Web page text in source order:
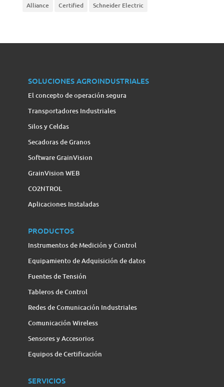
Alliance Certified Schneider Electric
SOLUCIONES AGROINDUSTRIALES
El concepto de operación segura
Transportadores Industriales
Silos y Celdas
Secadoras de Granos
Software GrainVision
GrainVision WEB
CO2NTROL
Aplicaciones Instaladas
PRODUCTOS
Instrumentos de Medición y Control
Equipamiento de Adquisición de datos
Fuentes de Tensión
Tableros de Control
Redes de Comunicación Industriales
Comunicación Wireless
Sensores y Accesorios
Equipos de Certificación
SERVICIOS